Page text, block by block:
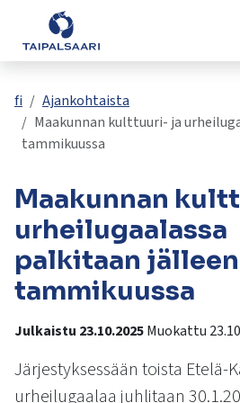
Siirry pääsisältöön
Palaute
Yhteystiedot
Valitse
oleva
tulos
ylös-
alasnuolilla.
Siirry
valittuun
hakutulokseen
painamalla
enteriä.
Kosketuslaitteiden
voivat
käyttää
Asuminen ja rakentaminen
Opetus ja kasvatus
Hyvinvointi ja terveys
Kulttuuri ja vapaa-aika
Kunta ja päätöksenteko
Työ ja yrittäminen
fi
Ajankohtaista
Maakunnan kulttuuri- ja
tammikuussa
Maakunnan
urheilugaalassa
palkitaan jälleen
tammikuussa
Julkaistu 23.10.2025Muokattu
Järjestyksessään toista Etelä-
urheilugaalaa juhlitaan